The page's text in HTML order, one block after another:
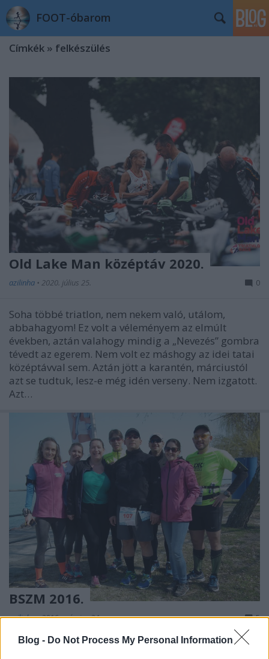
Blog - Do Not Process My Personal Information
FOOT-óbarom
Címkék » felkészülés
Old Lake Man középtáv 2020.
azilinha • 2020. július 25. 0
Soha többé triatlon, nem nekem való, utálom,
abbahagyom! Ez volt a véleményem az elmúlt
években, aztán valahogy mindig a „Nevezés” gombra
tévedt az egerem. Nem volt ez máshogy az idei tatai
középtávval sem. Aztán jött a karantén, márciustól
azt se tudtuk, lesz-e még idén verseny. Nem izgatott.
Azt…
BSZM 2016.
azilinha•2016. március 24. 5
Szerencsére az idei évet sem Balaton Szupermaraton